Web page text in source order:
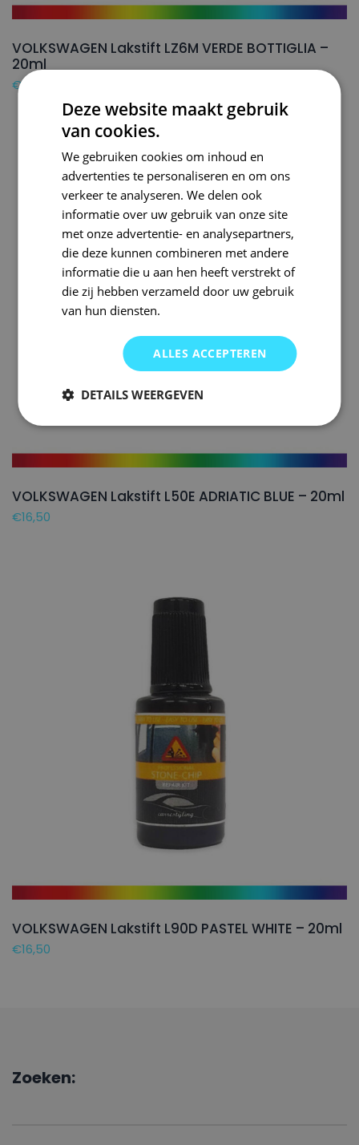
VOLKSWAGEN Lakstift LZ6M VERDE BOTTIGLIA –
20ml
€16,50
VOLKSWAGEN Lakstift L50E ADRIATIC BLUE – 20ml
€16,50
VOLKSWAGEN Lakstift L90D PASTEL WHITE – 20ml
€16,50
Zoeken:
Deze website maakt gebruik
van cookies.
We gebruiken cookies om inhoud en
advertenties te personaliseren en om ons
verkeer te analyseren. We delen ook
informatie over uw gebruik van onze site
met onze advertentie- en analysepartners,
die deze kunnen combineren met andere
informatie die u aan hen heeft verstrekt of
die zij hebben verzameld door uw gebruik
van hun diensten.
ALLES ACCEPTEREN
DETAILS WEERGEVEN